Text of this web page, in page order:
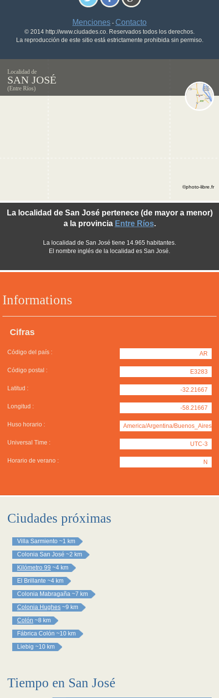
Menciones - Contacto
© 2014 http://www.ciudades.co. Reservados todos los derechos.
La reproducción de este sitio está estrictamente prohibida sin permiso.
Localidad de
SAN JOSÉ
(Entre Ríos)
Informations
Cifras
Código del país : AR
Código postal : E3283
Latitud : -32.21667
Longitud : -58.21667
Huso horario : America/Argentina/Buenos_Aires
Universal Time : UTC-3
Horario de verano : N
La localidad de San José pertenece (de mayor a menor)
a la provincia Entre Ríos.
La localidad de San José tiene 14.965 habitantes.
El nombre inglés de la localidad es San José.
©photo-libre.fr
Ciudades próximas
Villa Sarmiento ~1 km
Colonia San José ~2 km
Kilómetro 99 ~4 km
El Brillante ~4 km
Colonia Mabragaña ~7 km
Colonia Hughes ~9 km
Colón ~8 km
Fábrica Colón ~10 km
Liebig ~10 km
Tiempo en San José